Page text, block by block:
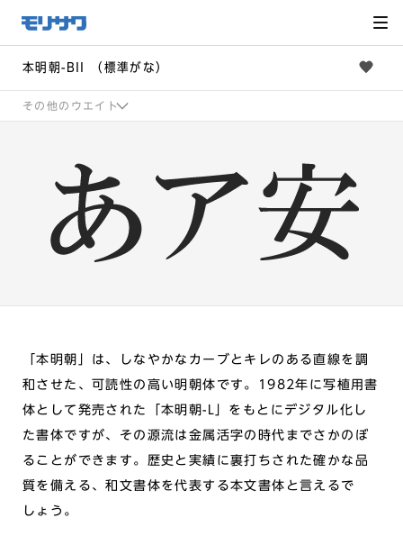
メ
ニュー
飛ばし
へ移動
本明朝-BII （標準がな）
その他のウエイト
「本明朝」は、しなやかなカーブとキレのある直線を調
和させた、可読性の高い明朝体です。1982年に写植用書
体として発売された「本明朝-L」をもとにデジタル化し
た書体ですが、その源流は金属活字の時代までさかのぼ
ることができます。歴史と実績に裏打ちされた確かな品
質を備える、和文書体を代表する本文書体と言えるで
しょう。